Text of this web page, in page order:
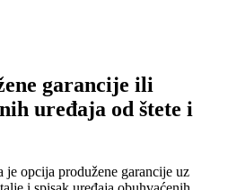
garancije ili
uređaja od štete i
je opcija produžene garancije uz